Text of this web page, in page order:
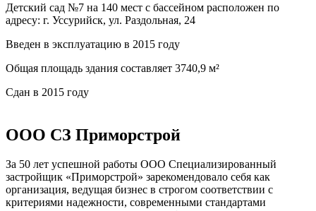
Детский сад №7 на 140 мест с бассейном расположен по
адресу: г. Уссурийск, ул. Раздольная, 24
Введен в эксплуатацию в 2015 году
Общая площадь здания составляет 3740,9 м²
Сдан в 2015 году
ООО СЗ Приморстрой
За 50 лет успешной работы ООО Специализированный
застройщик «Приморстрой» зарекомендовало себя как
организация, ведущая бизнес в строгом соответствии с
критериями надежности, современными стандартами